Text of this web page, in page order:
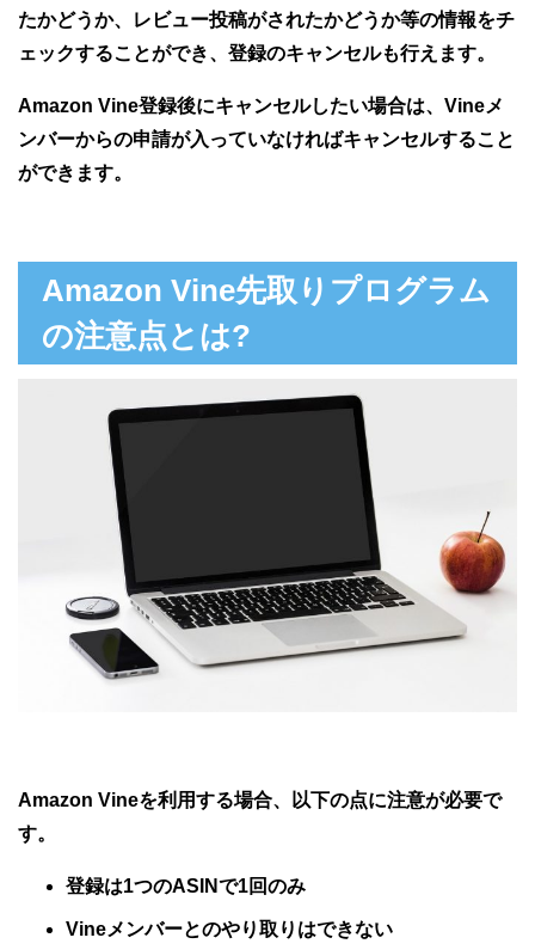
たかどうか、レビュー投稿がされたかどうか等の情報をチ
ェックすることができ、登録のキャンセルも行えます。
Amazon Vine登録後にキャンセルしたい場合は、Vineメ
ンバーからの申請が入っていなければキャンセルすること
ができます。
Amazon Vine先取りプログラム
の注意点とは?
Amazon Vineを利用する場合、以下の点に注意が必要で
す。
登録は1つのASINで1回のみ
Vineメンバーとのやり取りはできない